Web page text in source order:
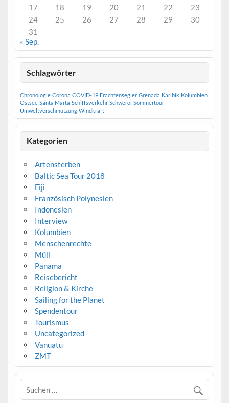
17
18 19 20 21 22
23
24
25 26 27 28 29
30
31
« Sep.
Schlagwörter
Chronologie Corona COVID-19 Frachtensegler Grenada Karibik Kolumbien
Ostsee Santa Marta Schiffsverkehr Schweröl Sommertour
Umweltverschmutzung Windkraft
Kategorien
Artensterben
Baltic Sea Tour 2018
Fiji
Französisch Polynesien
Indonesien
Interview
Kolumbien
Menschenrechte
Müll
Panama
Reisebericht
Religion & Kirche
Sailing for the Planet
Spendentour
Tourismus
Uncategorized
Vanuatu
ZMT